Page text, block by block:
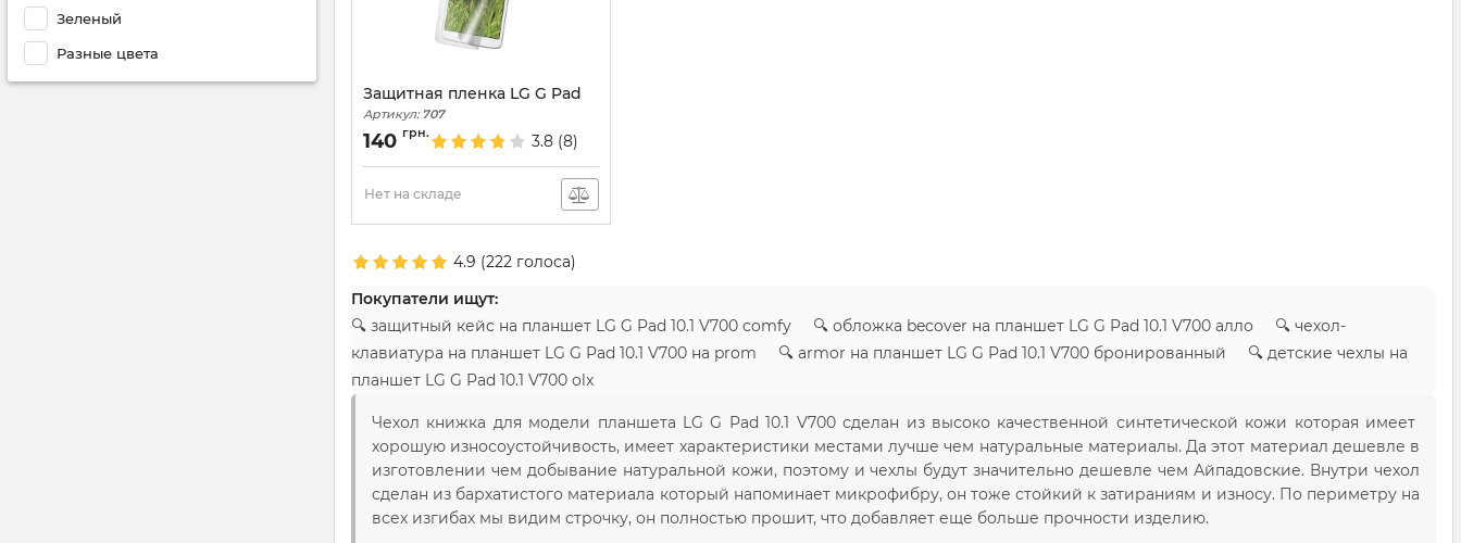
Зеленый
Разные цвета
Защитная пленка LG G Pad
Артикул:707
140 грн. 3.8 (8)
Нет на складе
4.9 (222 голоса)
Покупатели ищут:
🔍 защитный кейс на планшет LG G Pad 10.1 V700 comfy 🔍 обложка becover на планшет LG G Pad 10.1 V700 алло 🔍 чехол-
клавиатура на планшет LG G Pad 10.1 V700 на prom 🔍 armor на планшет LG G Pad 10.1 V700 бронированный 🔍 детские чехлы на
планшет LG G Pad 10.1 V700 olx
Чехол книжка для модели планшета LG G Pad 10.1 V700 сделан из высоко качественной синтетической кожи которая имеет
хорошую износоустойчивость, имеет характеристики местами лучше чем натуральные материалы. Да этот материал дешевле в
изготовлении чем добывание натуральной кожи, поэтому и чехлы будут значительно дешевле чем Айпадовские. Внутри чехол
сделан из бархатистого материала который напоминает микрофибру, он тоже стойкий к затираниям и износу. По периметру на
всех изгибах мы видим строчку, он полностью прошит, что добавляет еще больше прочности изделию.